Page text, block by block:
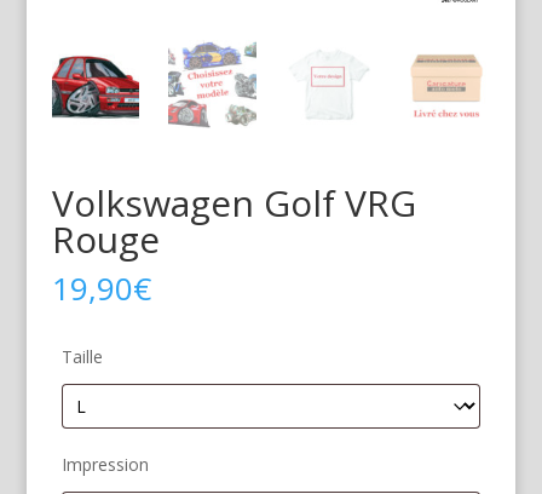
Volkswagen Golf VRG
Rouge
19,90€
Taille
Impression